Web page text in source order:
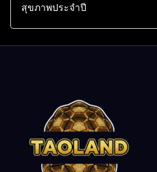
สุขภาพประจำปี